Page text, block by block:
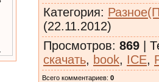
Категория:
(22.11.2012)
Просмотров: 869 |
скачать, book, ICE,
Всего комментариев: 0